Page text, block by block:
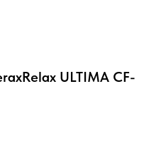
ULTIMA CF-